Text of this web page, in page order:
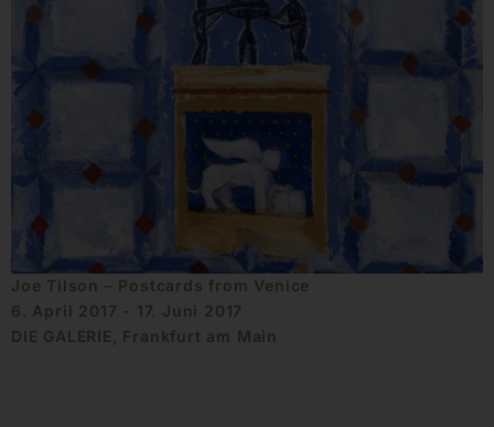
Joe Tilson – Postcards from Venice
6. April 2017 - 17. Juni 2017
DIE GALERIE, Frankfurt am Main